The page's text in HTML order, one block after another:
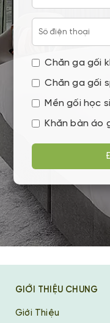
Chăn ga gối
Chăn ga gối
Mền gối học
Khăn bàn áo
GIỚI THIỆU CHUNG
Giới Thiệu